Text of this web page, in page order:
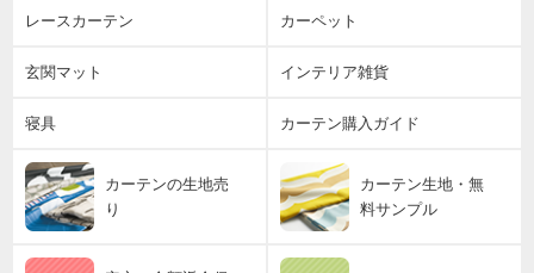
レースカーテン カーペット
玄関マット インテリア雑貨
寝具 カーテン購入ガイド
カーテンの生地売
り
カーテン生地・無
料サンプル